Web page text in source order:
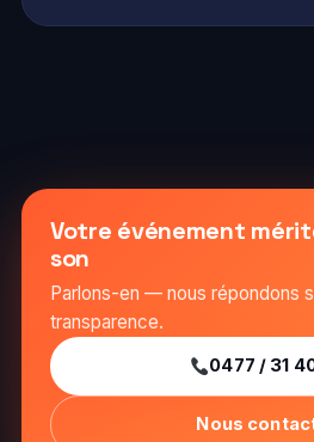
Votre événement
son
Parlons-en — nous répondons
transparence.
0477 / 31
Nous